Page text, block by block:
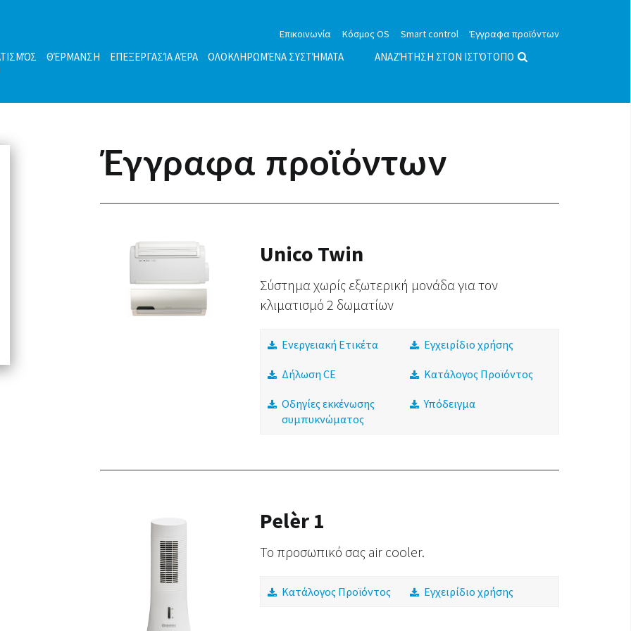
Έγγραφα προϊόντων
Smart control
Κόσμος OS
Επικοινωνία
ΘΈΡΜΑΝΣΗ ΕΠΕΞΕΡΓΑΣΊΑ ΑΈΡΑ ΟΛΟΚΛΗΡΩΜΈΝΑ ΣΥΣΤΉΜΑΤΑ
ΑΝΑΖΉΤΗΣΗ ΣΤΟΝ ΙΣΤΌΤΟΠΟ
Έγγραφα προϊόντων
Unico Twin
Σύστημα χωρίς εξωτερική μονάδα για τον
κλιματισμό 2 δωματίων
Ενεργειακή Ετικέτα Εγχειρίδιο χρήσης
Δήλωση CE Κατάλογος Προϊόντος
Οδηγίες εκκένωσης
συμπυκνώματος
Υπόδειγμα
Pelèr 1
Το προσωπικό σας air cooler.
Κατάλογος Προϊόντος Εγχειρίδιο χρήσης